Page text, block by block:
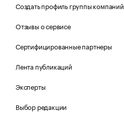
Создать профиль группы компаний
Отзывы о сервисе
Сертифицированные партнеры
Лента публикаций
Эксперты
Выбор редакции